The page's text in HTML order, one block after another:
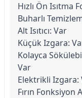
Hızlı Ön Isıtma
Buharlı
Alt Isıtıcı: Var
Küçük Izgara:
Kolayca
Var
Elektrikli Izgara:
Fırın Fonksiyon